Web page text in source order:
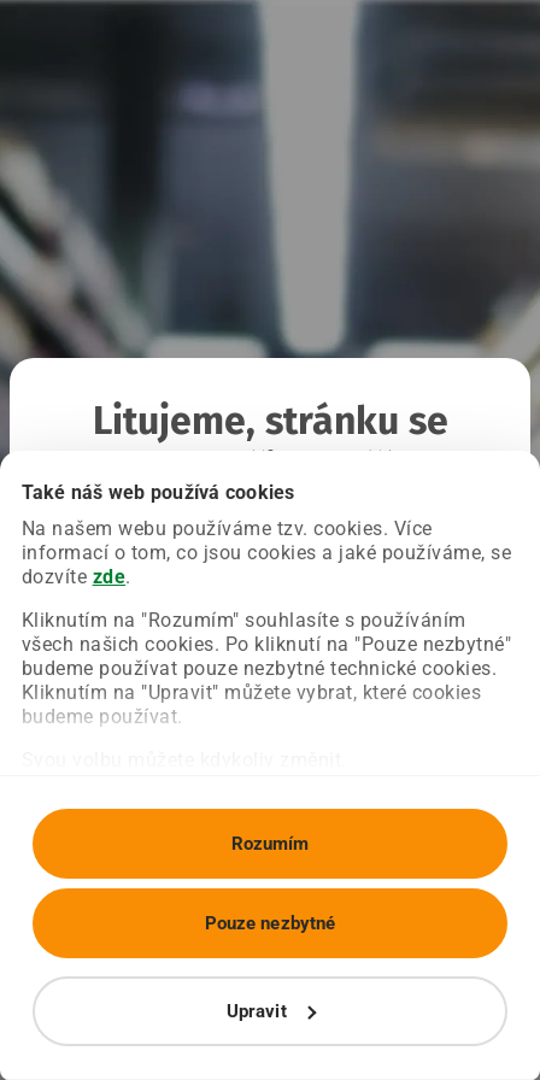
Také náš web používá cookies
Na našem webu používáme tzv. cookies. Více
informací o tom, co jsou cookies a jaké používáme, se
dozvíte zde.
Kliknutím na "Rozumím" souhlasíte s používáním
všech našich cookies. Po kliknutí na "Pouze nezbytné"
budeme používat pouze nezbytné technické cookies.
Kliknutím na "Upravit" můžete vybrat, které cookies
budeme používat.
Rozumím
Upravit
Pouze nezbytné
Litujeme, stránku se
Chyba nastala na naší straně a už ji opravujeme.
Zkuste prosím znovu načíst požadovanou stránku.
Obnovit stránku Úvodní strana